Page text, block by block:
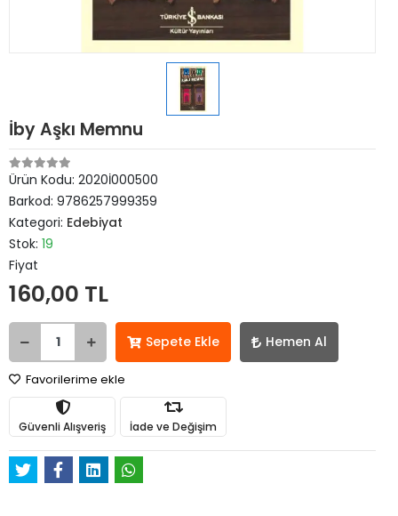
İby Aşkı Memnu
Ürün Kodu: 2020İ000500
Barkod: 9786257999359
Kategori: Edebiyat
Stok: 19
Fiyat
160,00 TL
Sepete Ekle Hemen Al
Favorilerime ekle
Güvenli Alışveriş İade ve Değişim